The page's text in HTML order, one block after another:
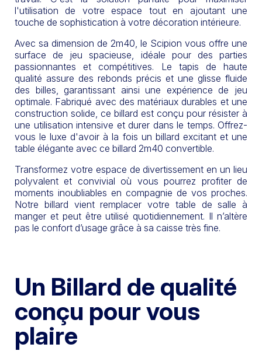
l'utilisation de votre espace tout en ajoutant une
touche de sophistication à votre décoration intérieure.
Avec sa dimension de 2m40, le Scipion vous offre une
surface de jeu spacieuse, idéale pour des parties
passionnantes et compétitives. Le tapis de haute
qualité assure des rebonds précis et une glisse fluide
des billes, garantissant ainsi une expérience de jeu
optimale. Fabriqué avec des matériaux durables et une
construction solide, ce billard est conçu pour résister à
une utilisation intensive et durer dans le temps. Offrez-
vous le luxe d'avoir à la fois un billard excitant et une
table élégante avec ce billard 2m40 convertible.
Transformez votre espace de divertissement en un lieu
polyvalent et convivial où vous pourrez profiter de
moments inoubliables en compagnie de vos proches.
Notre billard vient remplacer votre table de salle à
manger et peut être utilisé quotidiennement. Il n’altère
pas le confort d’usage grâce à sa caisse très fine.
Un Billard de qualité
conçu pour vous
plaire